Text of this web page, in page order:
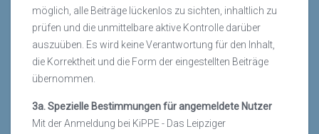
möglich, alle Beiträge lückenlos zu sichten, inhaltlich zu
prüfen und die unmittelbare aktive Kontrolle darüber
auszuüben. Es wird keine Verantwortung für den Inhalt,
die Korrektheit und die Form der eingestellten Beiträge
übernommen.
3a. Spezielle Bestimmungen für angemeldete Nutzer
Mit der Anmeldung bei KiPPE - Das Leipziger